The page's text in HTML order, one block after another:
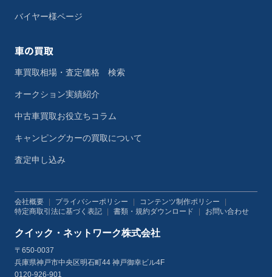
バイヤー様ページ
車の買取
車買取相場・査定価格 検索
オークション実績紹介
中古車買取お役立ちコラム
キャンピングカーの買取について
査定申し込み
会社概要 プライバシーポリシー コンテンツ制作ポリシー
特定商取引法に基づく表記
書類・規約ダウンロード お問い合わせ
クイック・ネットワーク株式会社
〒650-0037
兵庫県神戸市中央区明石町44 神戸御幸ビル4F
0120-926-901